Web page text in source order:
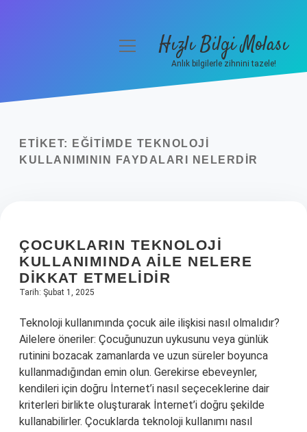
Yasal Uyarı
menüyüHızlı Bilgi Molası
Anlık bilgilerle zihnini tazele!
ETIKET:
EĞITIMDE TEKNOLOJI
KULLANIMININ FAYDALARI NELERDIR
ÇOCUKLARIN TEKNOLOJI
KULLANIMINDA AILE NELERE
DIKKAT ETMELIDIR
Tarih: Şubat 1, 2025
Teknoloji kullanımında çocuk aile ilişkisi nasıl olmalıdır?
Ailelere öneriler: Çocuğunuzun uykusunu veya günlük
rutinini bozacak zamanlarda ve uzun süreler boyunca
kullanmadığından emin olun. Gerekirse ebeveynler,
kendileri için doğru İnternet’i nasıl seçeceklerine dair
kriterleri birlikte oluşturarak İnternet’i doğru şekilde
kullanabilirler. Çocuklarda teknoloji kullanımı nasıl